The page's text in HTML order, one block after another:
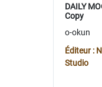
DAILY
Copy
o-okun
Éditeur :
Studio